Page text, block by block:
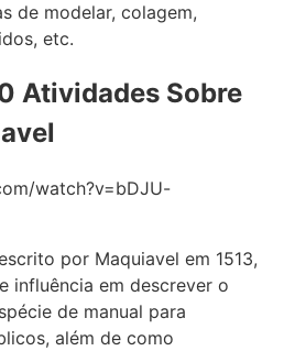
de modelar, colagem,
etc.
Atividades Sobre
watch?v=bDJU-
por Maquiavel em 1513,
influência em descrever o
de manual para
além de como